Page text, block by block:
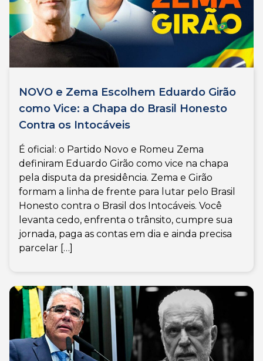
NOVO e Zema Escolhem Eduardo Girão
como Vice: a Chapa do Brasil Honesto
Contra os Intocáveis
É oficial: o Partido Novo e Romeu Zema
definiram Eduardo Girão como vice na chapa
pela disputa da presidência. Zema e Girão
formam a linha de frente para lutar pelo Brasil
Honesto contra o Brasil dos Intocáveis. Você
levanta cedo, enfrenta o trânsito, cumpre sua
jornada, paga as contas em dia e ainda precisa
parcelar […]